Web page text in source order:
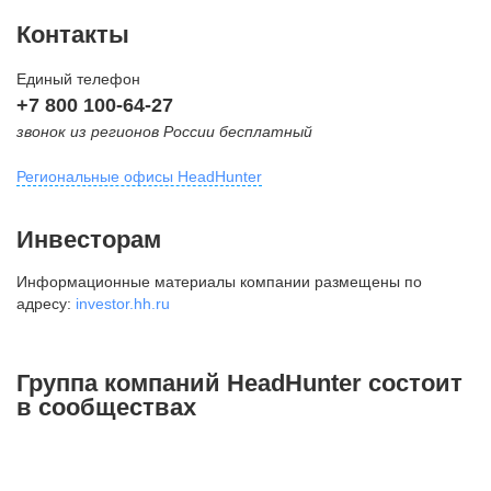
Контакты
Единый телефон
+7 800 100-64-27
звонок из регионов России бесплатный
Региональные офисы HeadHunter
внутригородская территория
Муниципальный округ Тверской,
2-я Брестская ул., д. 48,
+7 495 980-64-27
Инвесторам
Информационные материалы компании размещены по
адресу: investor.hh.ru
Группа компаний HeadHunter состоит
в сообществах